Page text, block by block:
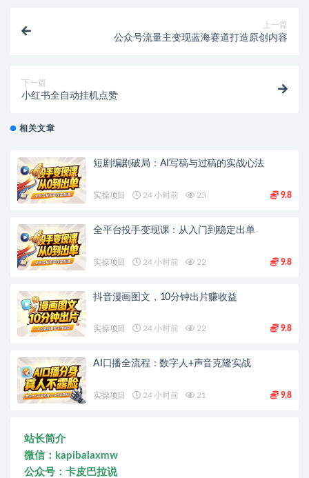
上一篇
公众号流量主变现蓝海赛道打造原创内容
下一篇
小红书全自动挂机点赞
相关文章
短剧编剧破局：AI写稿与过稿的实战心法
实操项目 24 小时前 23 9.8
全平台投手变现课：从入门到稳定出单
实操项目 24 小时前 22 9.8
抖音漫画图文，10分钟出片赚收益
实操项目 24 小时前 22 9.8
AI口播全流程：数字人+声音克隆实战
实操项目 24 小时前 21 9.8
站长简介
微信：kapibalaxmw
公众号：卡皮巴拉说